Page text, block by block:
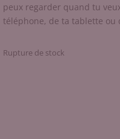
peux regarder quand tu
téléphone, de ta tablette ou
Rupture de stock